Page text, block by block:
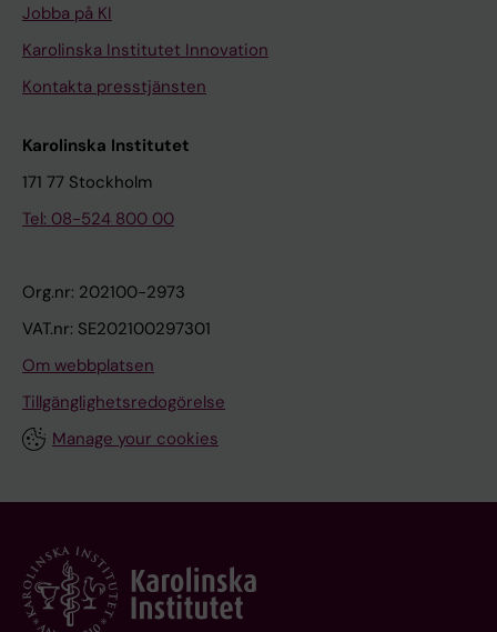
Jobba på KI
Karolinska Institutet Innovation
Kontakta presstjänsten
Karolinska Institutet
171 77 Stockholm
Tel: 08-524 800 00
Org.nr: 202100-2973
VAT.nr: SE202100297301
Om webbplatsen
Tillgänglighetsredogörelse
Manage your cookies